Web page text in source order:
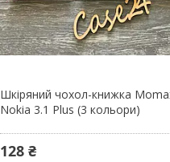
Шкіряний чохол-книжка
Nokia 3.1 Plus (3 кольори)
128 ₴